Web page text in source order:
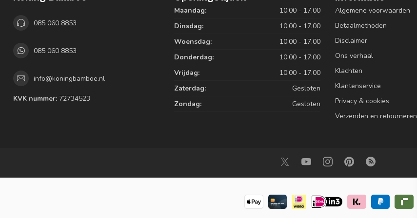
085 060 8853
085 060 8853
info@koningbamboe.nl
KVK nummer: 72734523
Maandag:
10.00 - 17.00
Dinsdag:
10.00 - 17.00
Woensdag:
10.00 - 17.00
Donderdag:
10.00 - 17:00
Vrijdag:
10.00 - 17.00
Zaterdag:
Gesloten
Zondag:
Gesloten
Algemene voorwaarden
Betaalmethoden
Disclaimer
Ons verhaal
Klachten
Klantenservice
Privacy & cookies
Verzenden en retourneren